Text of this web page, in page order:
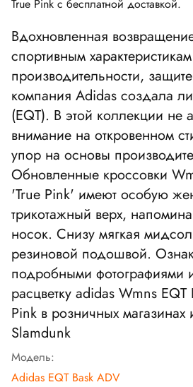
True Pink с бесплатной доставкой.
Вдохновленная
спортивным
производительности,
компания Adidas создала
(EQT). В этой коллекции не
внимание на откровенном
упор на основы
Обновленные кроссовки
'True Pink' имеют особую
трикотажный верх,
носок. Снизу мягкая
резиновой подошвой.
подробными фотографиями
расцветку adidas Wmns EQT
Pink в розничных магазинах
Slamdunk
Модель:
Adidas EQT Bask ADV